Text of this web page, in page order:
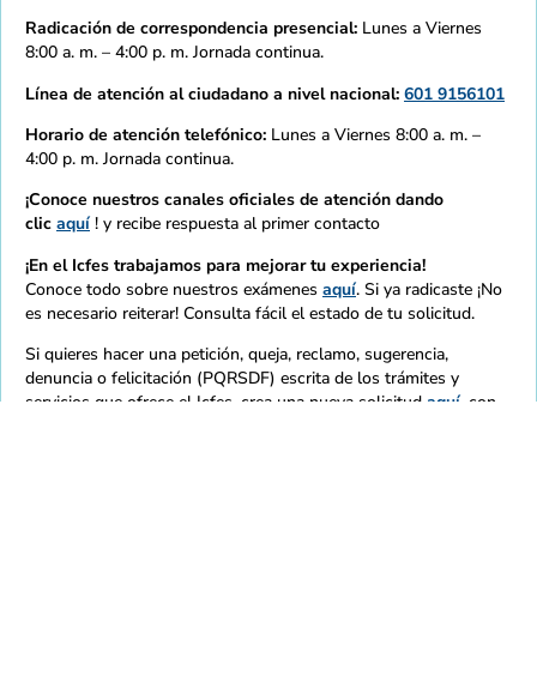
Radicación de correspondencia presencial: Lunes a Viernes
8:00 a. m. – 4:00 p. m. Jornada continua.
Línea de atención al ciudadano a nivel nacional: 601 9156101
Horario de atención telefónico: Lunes a Viernes 8:00 a. m. –
4:00 p. m. Jornada continua.
¡Conoce nuestros canales oficiales de atención dando
clic aquí ! y recibe respuesta al primer contacto
¡En el Icfes trabajamos para mejorar tu experiencia!
Conoce todo sobre nuestros exámenes aquí. Si ya radicaste ¡No
es necesario reiterar! Consulta fácil el estado de tu solicitud.
Si quieres hacer una petición, queja, reclamo, sugerencia,
denuncia o felicitación (PQRSDF) escrita de los trámites y
servicios que ofrece el Icfes, crea una nueva solicitud aquí , con